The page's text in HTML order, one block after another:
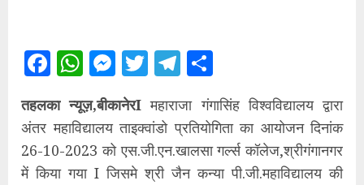
Facebook
WhatsApp
Messenger
TwitterTelegram
तहलका न्यूज़,बीकानेरI महाराजा गंगासिंह विश्वविद्यालय द्वारा
अंतर महाविद्यालय ताइक्वांडो प्रतियोगिता का आयोजन दिनांक
26-10-2023 को एस.जी.एन.खालसा गर्ल्स कॉलेज,श्रीगंगानगर
में किया गया I जिसमे श्री जैन कन्या पी.जी.महाविद्यालय की